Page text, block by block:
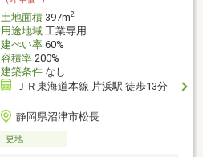
土地面積397m2
用途地域工業専用
建ぺい率60%
容積率200%
建築条件なし
ＪＲ東海道本線 片浜駅 徒歩13分
静岡県沼津市松長
更地